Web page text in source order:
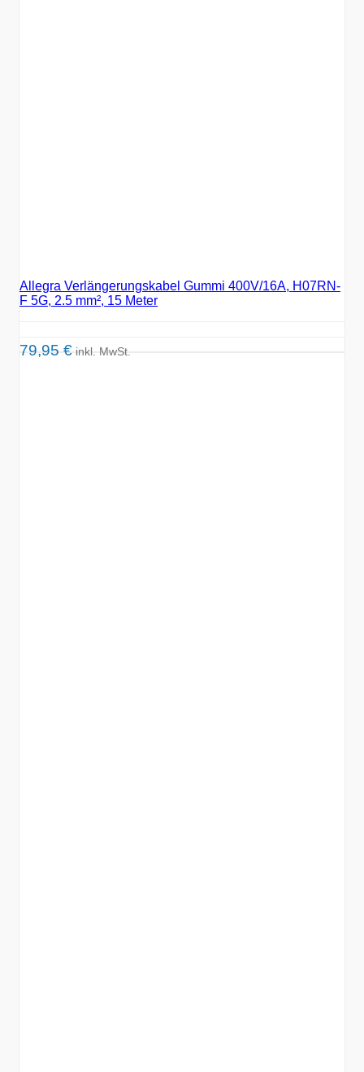
Allegra Verlängerungskabel Gummi 400V/16A, H07RN-
F 5G, 2.5 mm², 15 Meter
79,95 € inkl. MwSt.